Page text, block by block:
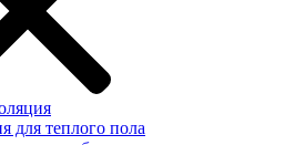
для теплого пола